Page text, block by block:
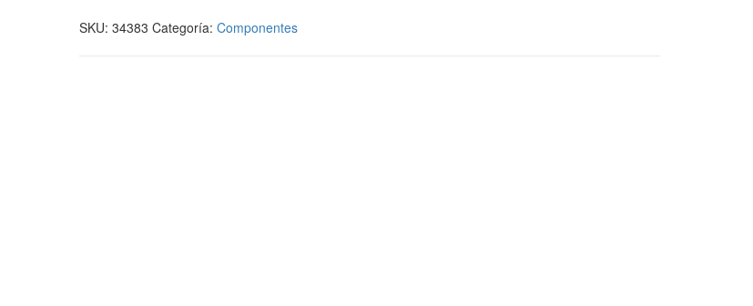
SKU: 34383 Categoría: Componentes